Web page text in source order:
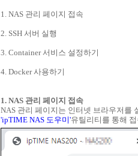
1. NAS 관리 페이지 접속
2. SSH 서버 실행
3. Container 서비스 설정하기
4. Docker 사용하기
1. NAS 관리 페이지 접속
NAS 관리 페이지는 인터넷 브라우저를
'ipTIME NAS 도우미'유틸리티를 통해